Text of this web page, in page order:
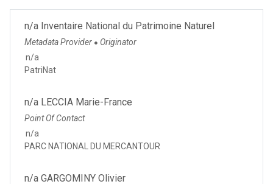
n/a Inventaire National du Patrimoine Naturel
Metadata Provider ● Originator
n/a
PatriNat
n/a LECCIA Marie-France
Point Of Contact
n/a
PARC NATIONAL DU MERCANTOUR
n/a GARGOMINY Olivier